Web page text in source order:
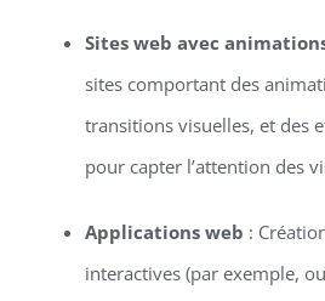
Sites web avec
sites comportant des
transitions visuelles, et des
pour capter l’attention des
Applications web :
interactives (par exemple,